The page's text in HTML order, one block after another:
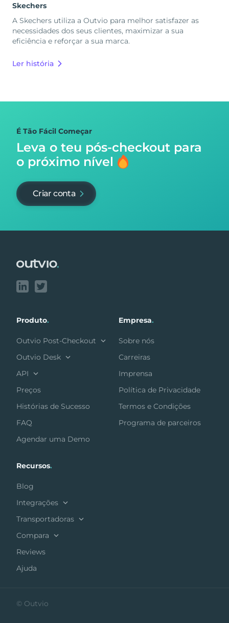
Skechers
A Skechers utiliza a Outvio para melhor satisfazer as
necessidades dos seus clientes, maximizar a sua
eficiência e reforçar a sua marca.
Ler história
É Tão Fácil Começar
Leva o teu pós-checkout para
o próximo nível
Criar conta
Produto.
Outvio Post-Checkout
Outvio Desk
API
Preços
Histórias de Sucesso
FAQ
Agendar uma Demo
Empresa.
Sobre nós
Carreiras
Imprensa
Política de Privacidade
Termos e Condições
Programa de parceiros
Recursos.
Blog
Integrações
Transportadoras
Compara
Reviews
Ajuda
© Outvio